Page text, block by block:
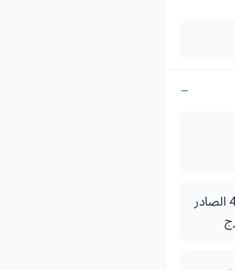
المرسوم رقم 2.66.646 بتاريخ 21 ذي القعدة 1389 (29 يناير 1970) بتطبيق الظهير الشريف رقم 421.66 الصادر